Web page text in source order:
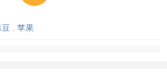
, 苹果